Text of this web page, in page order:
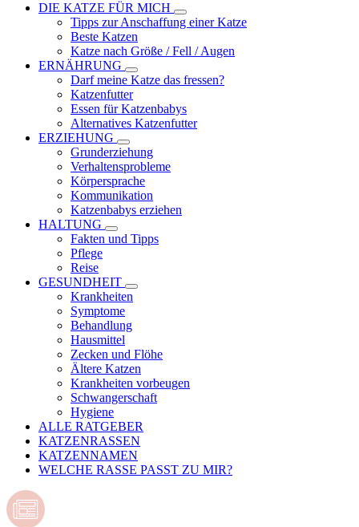
DIE KATZE FÜR MICH
Tipps zur Anschaffung einer Katze
Beste Katzen
Katze nach Größe / Fell / Augen
ERNÄHRUNG
Darf meine Katze das fressen?
Katzenfutter
Essen für Katzenbabys
Alternatives Katzenfutter
ERZIEHUNG
Grunderziehung
Verhaltensprobleme
Körpersprache
Kommunikation
Katzenbabys erziehen
HALTUNG
Fakten und Tipps
Pflege
Reise
GESUNDHEIT
Krankheiten
Symptome
Behandlung
Hausmittel
Zecken und Flöhe
Ältere Katzen
Krankheiten vorbeugen
Schwangerschaft
Hygiene
ALLE RATGEBER
KATZENRASSEN
KATZENNAMEN
WELCHE RASSE PASST ZU MIR?